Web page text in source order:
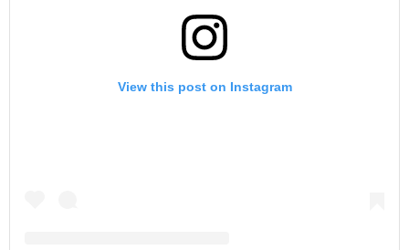
View this post on Instagram